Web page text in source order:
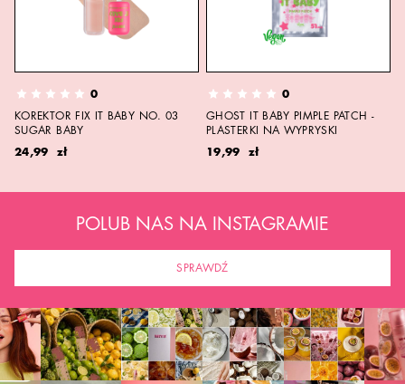
0
KOREKTOR FIX IT BABY NO. 03
SUGAR BABY
24,99 zł
0
GHOST IT BABY PIMPLE PATCH -
PLASTERKI NA WYPRYSKI
19,99 zł
POLUB NAS NA INSTAGRAMIE
SPRAWDŹ